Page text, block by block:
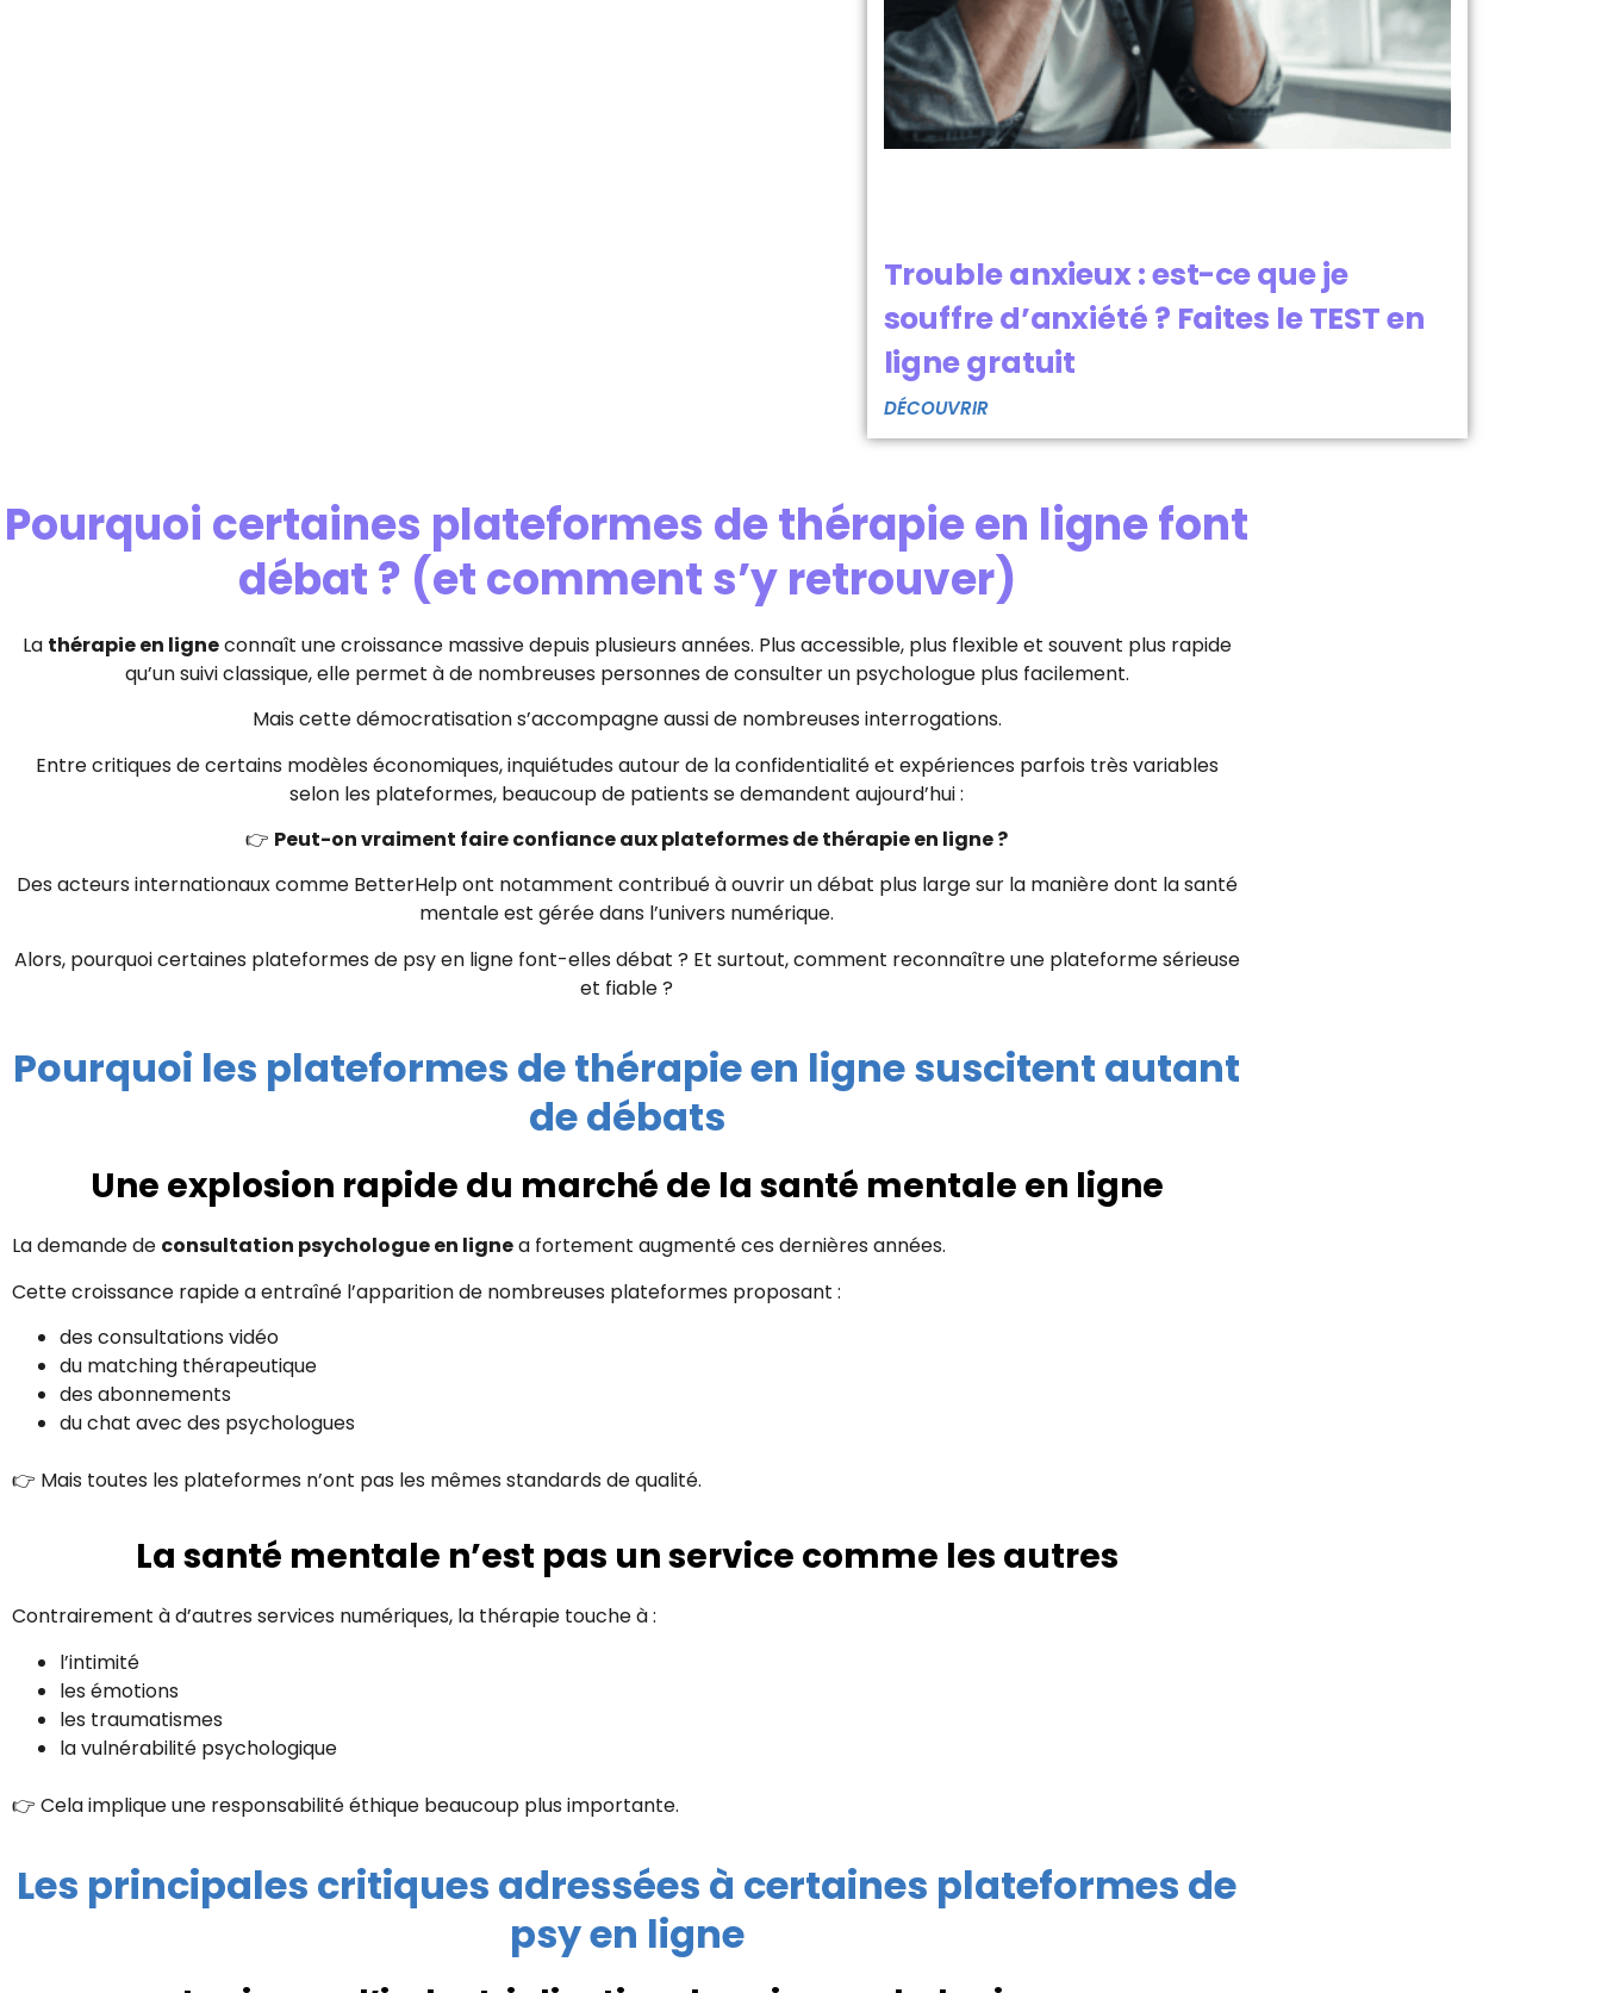
Trouble anxieux : est-ce que je
souffre d’anxiété ? Faites le TEST en
ligne gratuit
DÉCOUVRIR
Pourquoi certaines plateformes de thérapie en ligne font
débat ? (et comment s’y retrouver)
La thérapie en ligneconnaît une croissance massive depuis plusieurs années. Plus accessible, plus flexible et souvent plus rapide
qu’un suivi classique, elle permet à de nombreuses personnes de consulter un psychologue plus facilement.
Mais cette démocratisation s’accompagne aussi de nombreuses interrogations.
Entre critiques de certains modèles économiques, inquiétudes autour de la confidentialité et expériences parfois très variables
selon les plateformes, beaucoup de patients se demandent aujourd’hui :
👉 Peut-on vraiment faire confiance aux plateformes de thérapie en ligne ?
Des acteurs internationaux comme BetterHelpont notamment contribué à ouvrir un débat plus large sur la manière dont la santé
mentale est gérée dans l’univers numérique.
Alors, pourquoi certaines plateformes de psy en ligne font-elles débat ? Et surtout, comment reconnaître une plateforme sérieuse
et fiable ?
Pourquoi les plateformes de thérapie en ligne suscitent autant
de débats
Une explosion rapide du marché de la santé mentale en ligne
La demande de consultation psychologue en lignea fortement augmenté ces dernières années.
Cette croissance rapide a entraîné l’apparition de nombreuses plateformes proposant :
des consultations vidéo
du matching thérapeutique
des abonnements
du chat avec des psychologues
👉 Mais toutes les plateformes n’ont pas les mêmes standards de qualité.
La santé mentale n’est pas un service comme les autres
Contrairement à d’autres services numériques, la thérapie touche à :
l’intimité
les émotions
les traumatismes
la vulnérabilité psychologique
👉 Cela implique une responsabilité éthique beaucoup plus importante.
Les principales critiques adressées à certaines plateformes de
psy en ligne